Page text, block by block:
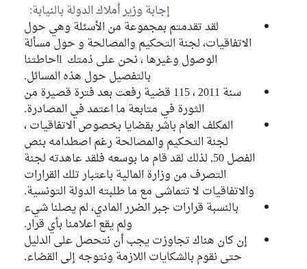
إجابة وزير أملاك الدولة بالنيابة:
لقد تقدمتم بمجموعة من الأسئلة وهي حول
الاتفاقيات، لجنة التحكيم والمصالحة و حول مسألة
الوصول وغيرها ، نحن على ذمتك lاحاطتنا
بالتفصيل حول هذه المسائل.
سنة 2011 ، 115 قضية رفعت بعد فترة قصيرة من
الثورة في متابعة ما اعتمد في المصادرة.
المكلف العام باشر بقضايا بخصوص الاتفاقيات ،
لجنة التحكيم والمصالحة رغم اصطدامه بنص
الفصل 50, لذلك لقد قام ما بوسعه فلقد عاهدته لجنة
التصرف من وزارة المالية باعتبار تلك القرارات
والاتفاقيات لا تتماشى مع ما طلبته الدولة التونسية.
بالنسبة قرارات جبر الضرر المادي، لم يصلنا شيء
ولم يقع اعلامنا بأي قرار.
إن كان هناك تجاوزت يجب أن نتحصل على الدليل
حتى نقوم بالشكايات اللازمة ونتوجه إلى القضاء.